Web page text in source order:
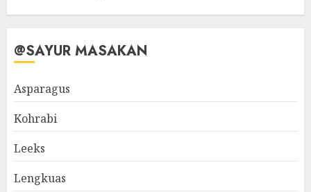
@SAYUR MASAKAN
Asparagus
Kohrabi
Leeks
Lengkuas